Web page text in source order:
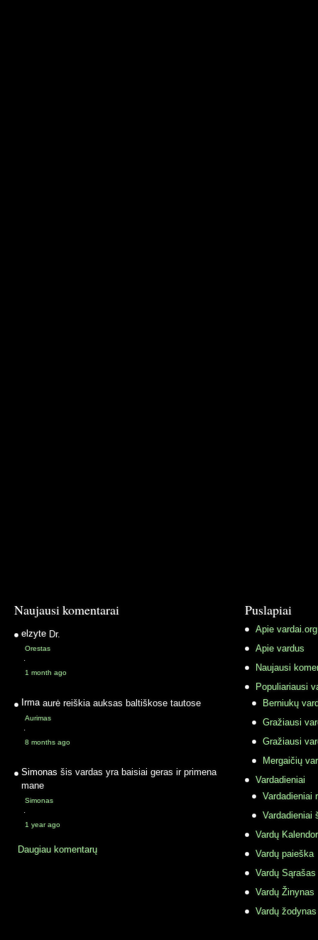
Naujausi komentarai
elzyte Dr.
Orestas
·
1 month ago
Irma aurė reiškia auksas baltiškose tautose
Aurimas
·
8 months ago
Simonas šis vardas yra baisiai geras ir primena
mane
Simonas
·
1 year ago
Daugiau komentarų
Puslapiai
Apie vardai.org
Apie vardus
Naujausi
Populiariausi
Berniukų
Gražiausi
Gražiausi
Mergaičių
Vardadieniai
Vardadieniai
Vardadieniai
Vardų
Vardų paieška
Vardų Sąrašas
Vardų Žinynas
Vardų